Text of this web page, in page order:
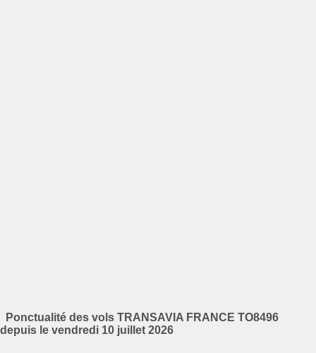
Ponctualité des vols TRANSAVIA FRANCE TO8496
depuis le vendredi 10 juillet 2026